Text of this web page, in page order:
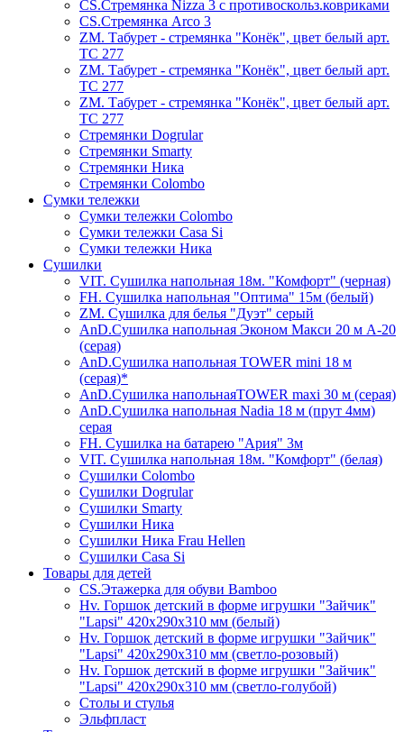
CS.Стремянка Nizza 3 с противоскольз.ковриками
CS.Стремянка Arco 3
ZM. Табурет - стремянка "Конёк", цвет белый арт.
ТС 277
ZM. Табурет - стремянка "Конёк", цвет белый арт.
ТС 277
ZM. Табурет - стремянка "Конёк", цвет белый арт.
ТС 277
Стремянки Dogrular
Стремянки Smarty
Стремянки Ника
Стремянки Сolombo
Сумки тележки
Сумки тележки Colombo
Сумки тележки Сasa Si
Сумки тележки Ника
Сушилки
VIT. Сушилка напольная 18м. "Комфорт" (черная)
FH. Сушилка напольная "Оптима" 15м (белый)
ZM. Сушилка для белья "Дуэт" серый
AnD.Сушилка напольная Эконом Макси 20 м А-20
(серая)
AnD.Сушилка напольная TOWER mini 18 м
(серая)*
AnD.Сушилка напольнаяTOWER maxi 30 м (серая)
AnD.Сушилка напольная Nadia 18 м (прут 4мм)
серая
FH. Сушилка на батарею "Ария" 3м
VIT. Сушилка напольная 18м. "Комфорт" (белая)
Cушилки Colombo
Сушилки Dogrular
Сушилки Smarty
Сушилки Ника
Сушилки Ника Frau Hellen
Сушилки Сasa Si
Товары для детей
CS.Этажерка для обуви Bamboo
Hv. Горшок детский в форме игрушки "Зайчик"
"Lapsi" 420х290х310 мм (белый)
Hv. Горшок детский в форме игрушки "Зайчик"
"Lapsi" 420х290х310 мм (светло-розовый)
Hv. Горшок детский в форме игрушки "Зайчик"
"Lapsi" 420х290х310 мм (светло-голубой)
Столы и стулья
Эльфпласт